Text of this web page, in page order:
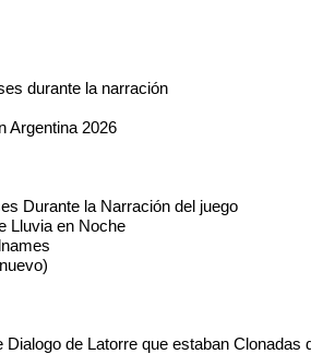
durante la narración
Argentina 2026
Durante la Narración del juego
Lluvia en Noche
de Latorre que estaban